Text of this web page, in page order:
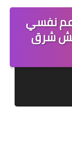
سوريا
تركيا
اليمن
نفسي
شرق